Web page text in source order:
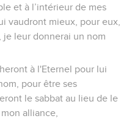
et à l’intérieur de mes
vaudront mieux, pour eux,
je leur donnerai un nom
à l'Eternel pour lui
pour être ses
le sabbat au lieu de le
alliance,